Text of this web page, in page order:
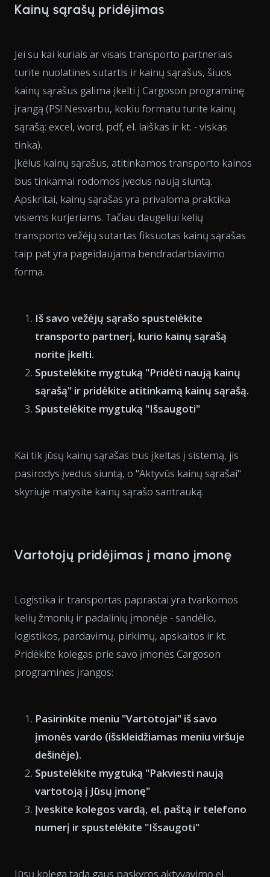
Kainų sąrašų pridėjimas
Jei su kai kuriais ar visais transporto partneriais
turite nuolatines sutartis ir kainų sąrašus, šiuos
kainų sąrašus galima įkelti į Cargoson programinę
įrangą (PS! Nesvarbu, kokiu formatu turite kainų
sąrašą: excel, word, pdf, el. laiškas ir kt. - viskas
tinka).
Įkėlus kainų sąrašus, atitinkamos transporto kainos
bus tinkamai rodomos įvedus naują siuntą.
Apskritai, kainų sąrašas yra privaloma praktika
visiems kurjeriams. Tačiau daugeliui kelių
transporto vežėjų sutartas fiksuotas kainų sąrašas
taip pat yra pageidaujama bendradarbiavimo
forma.
Iš savo vežėjų sąrašo spustelėkite
transporto partnerį, kurio kainų sąrašą
norite įkelti.
Spustelėkite mygtuką "Pridėti naują kainų
sąrašą" ir pridėkite atitinkamą kainų sąrašą.
Spustelėkite mygtuką "Išsaugoti"
Kai tik jūsų kainų sąrašas bus įkeltas į sistemą, jis
pasirodys įvedus siuntą, o "Aktyvūs kainų sąrašai"
skyriuje matysite kainų sąrašo santrauką.
Vartotojų pridėjimas į mano įmonę
Logistika ir transportas paprastai yra tvarkomos
kelių žmonių ir padalinių įmonėje - sandėlio,
logistikos, pardavimų, pirkimų, apskaitos ir kt.
Pridėkite kolegas prie savo įmonės Cargoson
programinės įrangos:
Pasirinkite meniu "Vartotojai" iš savo
įmonės vardo (išskleidžiamas meniu viršuje
dešinėje).
Spustelėkite mygtuką "Pakviesti naują
vartotoją į Jūsų įmonę"
Įveskite kolegos vardą, el. paštą ir telefono
numerį ir spustelėkite "Išsaugoti"
Jūsų kolega tada gaus paskyros aktyvavimo el.